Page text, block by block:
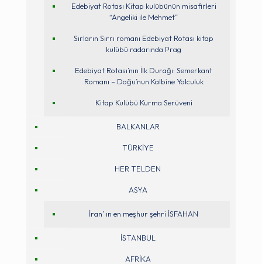
Edebiyat Rotası Kitap kulübünün misafirleri
“Angeliki ile Mehmet”
Sırların Sırrı romanı Edebiyat Rotası kitap
kulübü radarında Prag
Edebiyat Rotası’nın İlk Durağı: Semerkant
Romanı – Doğu’nun Kalbine Yolculuk
Kitap Kulübü Kurma Serüveni
BALKANLAR
TÜRKİYE
HER TELDEN
ASYA
İran’ ın en meşhur şehri İSFAHAN
İSTANBUL
AFRİKA